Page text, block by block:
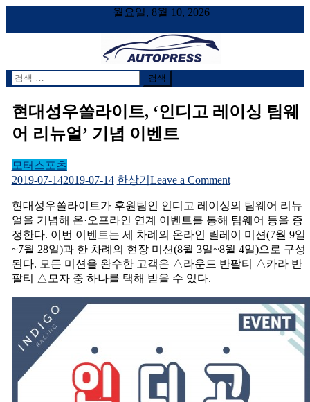
월요일, 8월 10, 2026
AUTOPRESS
오토프레스, 자동차시승기, 자동차, 시승기, 한상기
검
색
어:
현대성우쏠라이트, ‘인디고 레이싱 팀웨
어 리뉴얼’ 기념 이벤트
모터스포츠
2019-07-142019-07-14 한상기 Leave a Commenton
대
성
우
쏠
라
‘인
레
이
싱
팀
현대성우쏠라이트가 후원팀인 인디고 레이싱의 팀웨어 리뉴
얼을 기념해 온·오프라인 연계 이벤트를 통해 팀웨어 등을 증
정한다. 이번 이벤트는 세 차례의 온라인 릴레이 미션(7월 9일
~7월 28일)과 한 차례의 현장 미션(8월 3일~8월 4일)으로 구성
된다. 모든 미션을 완수한 고객은 △라운드 반팔티 △카라 반
팔티 △모자 중 하나를 택해 받을 수 있다.